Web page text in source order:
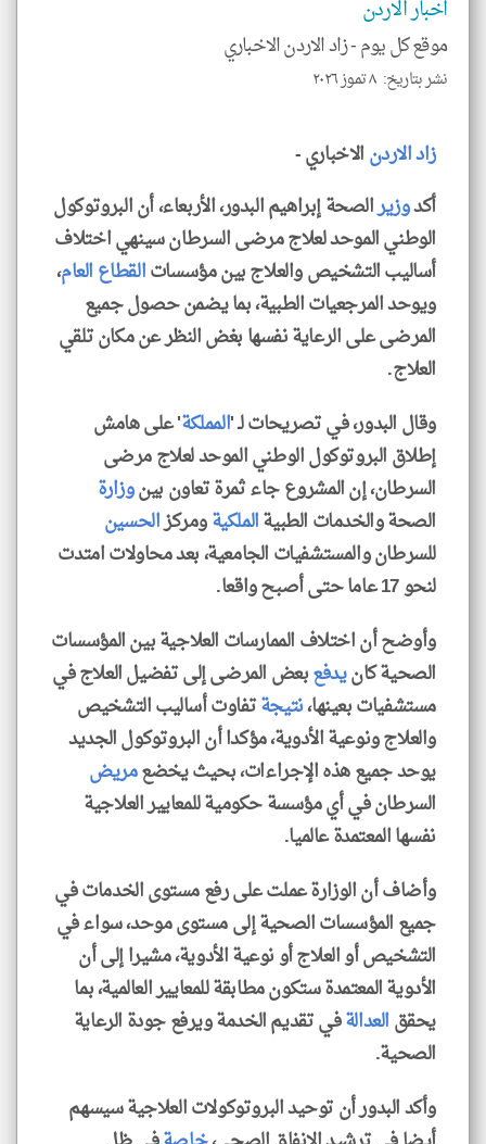
اخبار الاردن
موقع كل يوم -زاد الاردن الاخباري
نشر بتاريخ: ٨ تموز ٢٠٢٦
زادالاردنالاخباري -
أكدوزيرالصحة إبراهيم البدور، الأربعاء، أن البروتوكول
الوطني الموحد لعلاج مرضى السرطان سينهي اختلاف
أساليب التشخيص والعلاج بين مؤسساتالقطاعالعام،
ويوحد المرجعيات الطبية، بما يضمن حصول جميع
المرضى على الرعاية نفسها بغض النظر عن مكان تلقي
العلاج.
وقال البدور، في تصريحات لـ 'المملكة' على هامش
إطلاق البروتوكول الوطني الموحد لعلاج مرضى
السرطان، إن المشروع جاء ثمرة تعاون بينوزارة
الصحة والخدمات الطبيةالملكيةومركزالحسين
للسرطان والمستشفيات الجامعية، بعد محاولات امتدت
لنحو 17 عاما حتى أصبح واقعا.
وأوضح أن اختلاف الممارسات العلاجية بين المؤسسات
الصحية كانيدفعبعض المرضى إلى تفضيل العلاج في
مستشفيات بعينها،نتيجةتفاوت أساليب التشخيص
والعلاج ونوعية الأدوية، مؤكدا أن البروتوكول الجديد
يوحد جميع هذه الإجراءات، بحيث يخضعمريض
السرطان في أي مؤسسة حكومية للمعايير العلاجية
نفسها المعتمدة عالميا.
وأضاف أن الوزارة عملت على رفع مستوى الخدمات في
جميع المؤسسات الصحية إلى مستوى موحد، سواء في
التشخيص أو العلاج أو نوعية الأدوية، مشيرا إلى أن
الأدوية المعتمدة ستكون مطابقة للمعايير العالمية، بما
يحققالعدالةفي تقديم الخدمة ويرفع جودة الرعاية
الصحية.
وأكد البدور أن توحيد البروتوكولات العلاجية سيسهم
klyoum.com